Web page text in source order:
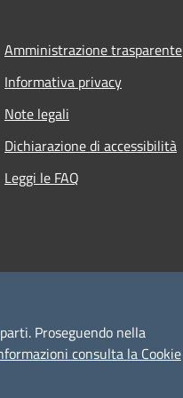
Amministrazione trasparente
Informativa privacy
Note legali
Dichiarazione di accessibilità
Leggi le FAQ
Proseguendo nella
consulta la Cookie